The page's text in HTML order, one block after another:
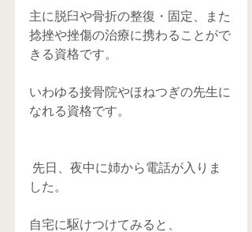
主に脱臼や骨折の整復・固定、また
捻挫や挫傷の治療に携わることがで
きる資格です。
いわゆる接骨院やほねつぎの先生に
なれる資格です。
した。
自宅に駆けつけてみると、